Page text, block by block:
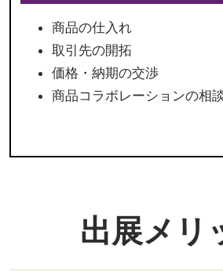
商品の仕入れ
取引先の開拓
価格・納期の交渉
商品コラボレーションの相
出展メリ